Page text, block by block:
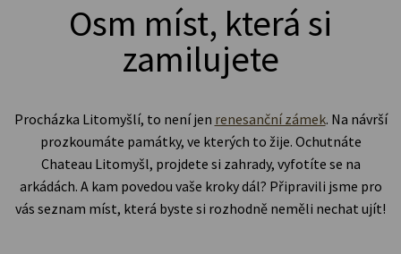
Osm míst, která si
zamilujete
Procházka Litomyšlí, to není jen renesanční zámek. Na návrší
prozkoumáte památky, ve kterých to žije. Ochutnáte
Chateau Litomyšl, projdete si zahrady, vyfotíte se na
arkádách. A kam povedou vaše kroky dál? Připravili jsme pro
vás seznam míst, která byste si rozhodně neměli nechat ujít!